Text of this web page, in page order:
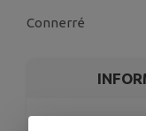
Connerré
LIEU